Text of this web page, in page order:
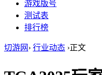
游戏版号
测试表
排行榜
切游网 › 行业动态 ›正文